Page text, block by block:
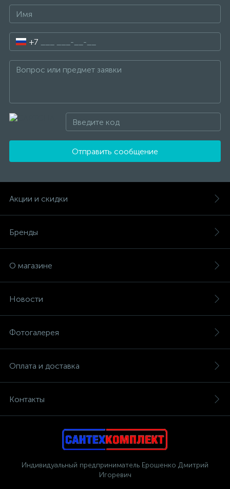
+7
Отправить сообщение
Акции и скидки
Бренды
О магазине
Новости
Фотогалерея
Оплата и доставка
Контакты
Индивидуальный предприниматель Ерошенко Дмитрий
Игоревич